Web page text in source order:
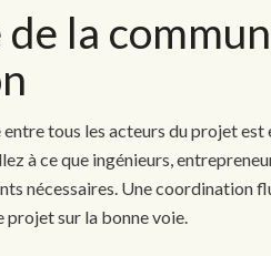
la
tous les acteurs du projet
à ce que ingénieurs,
nécessaires. Une coordination
sur la bonne voie.